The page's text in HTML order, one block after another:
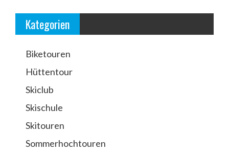
Kategorien
Biketouren
Hüttentour
Skiclub
Skischule
Skitouren
Sommerhochtouren